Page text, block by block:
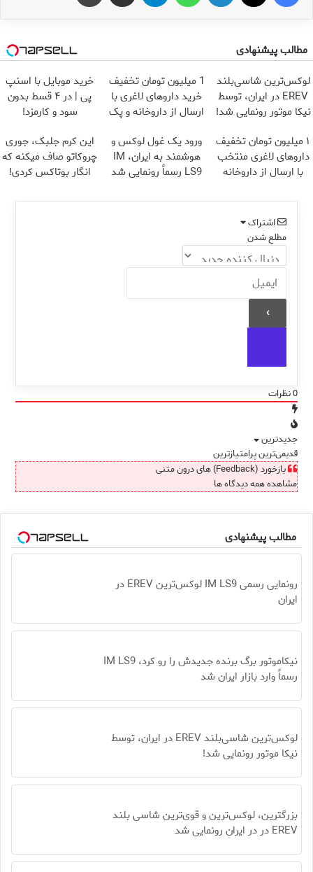
مطالب پیشنهادی
لوکس‌ترین شاسی‌بلند
EREV در ایران، توسط
نیکا موتور رونمایی شد!
1 میلیون تومان تخفیف
خرید داروهای لاغری با
ارسال از داروخانه و پک
خرید موبایل با اسنپ
پی | در ۴ قسط بدون
سود و کارمزد!
۱ میلیون تومان تخفیف
داروهای لاغری منتخب
با ارسال از داروخانه
ورود یک غول لوکس و
هوشمند به ایران، IM
LS9 رسماً رونمایی شد
این کرم جلبک، جوری
چروکاتو صاف میکنه که
انگار بوتاکس کردی!
اشتراک
مطلع شدن
0نظرات
جدیدترین
قدیمی‌ترینپرامتیازترین
بازخورد (Feedback) های درون متنی
مشاهده همه دیدگاه ها
مطالب پیشنهادی
رونمایی رسمی IM LS9 لوکس‌ترین EREV در
ایران
نیکاموتور برگ برنده جدیدش را رو کرد، IM LS9
رسماً وارد بازار ایران شد
لوکس‌ترین شاسی‌بلند EREV در ایران، توسط
نیکا موتور رونمایی شد!
بزرگترین، لوکس‌ترین و قوی‌ترین شاسی بلند
EREV در در ایران رونمایی شد